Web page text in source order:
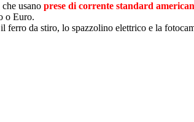
usano prese di corrente standard
o Euro.
ferro da stiro, lo spazzolino elettrico e la